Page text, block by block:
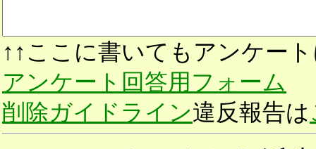
↑↑ここに書いてもアンケー
アンケート回答用フォーム
削除ガイドライン違反報告は